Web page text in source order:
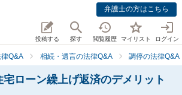
弁護士の方はこちら
投稿する 探す 閲覧履歴 マイリスト ログイン
Q&A 相続・遺言の法律Q&A 調停の法律Q&A
ローン繰上げ返済のデメリット